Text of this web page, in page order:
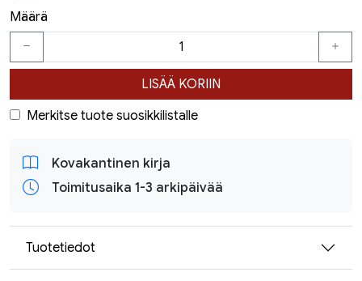
Määrä
LISÄÄ KORIIN
Merkitse tuote suosikkilistalle
Kovakantinen kirja
Toimitusaika 1-3 arkipäivää
Tuotetiedot